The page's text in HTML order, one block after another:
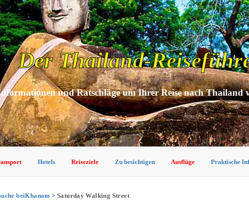
Der Thailand-
und Ratschläge um Ihrer Reise nach Thailand
Hotels Reiseziele Zu besichtigen Ausflüge Praktische
beiKhanom > Saturday Walking Street